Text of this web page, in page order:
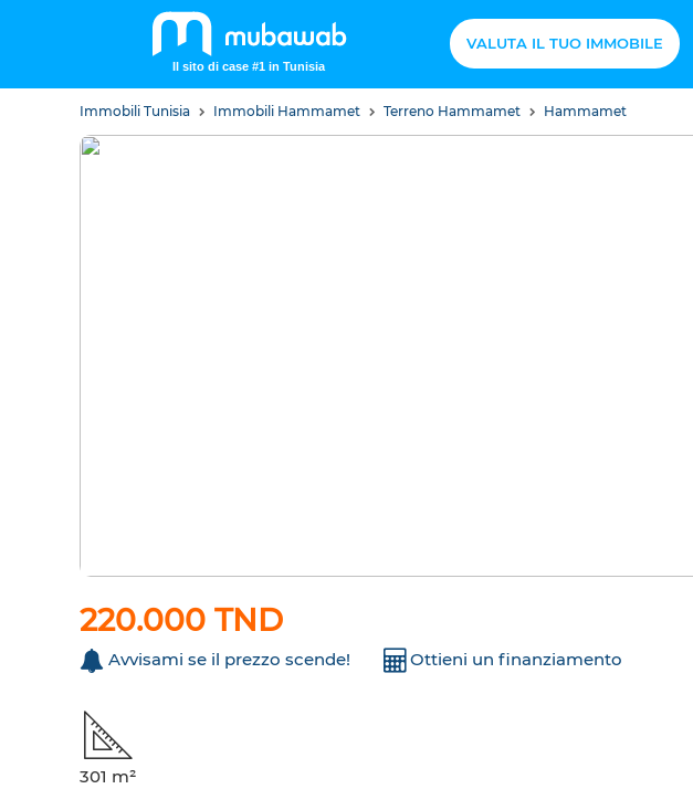
Il sito di case #1 in Tunisia
VALUTA IL TUO IMMOBILE
Immobili Tunisia Immobili Hammamet Terreno Hammamet Hammamet
220.000 TND
Avvisami se il prezzo scende! Ottieni un finanziamento
301 m²